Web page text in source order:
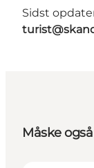
Sidst
Måske